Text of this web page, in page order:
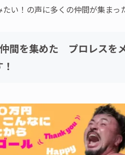
い！の声に多くの仲間が集まっ
間を集めた プロレスを